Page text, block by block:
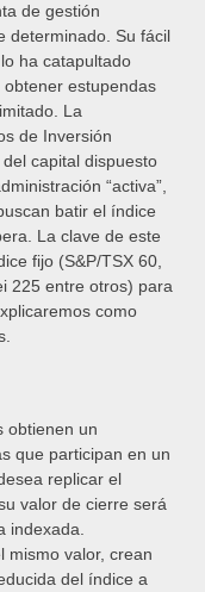
de gestión
determinado. Su fácil
ha catapultado
estupendas
La
de Inversión
capital dispuesto
“activa”,
batir el índice
La clave de este
fijo (S&P/TSX 60,
225 entre otros) para
como
obtienen un
que participan en un
replicar el
valor de cierre será
indexada.
mismo valor, crean
del índice a